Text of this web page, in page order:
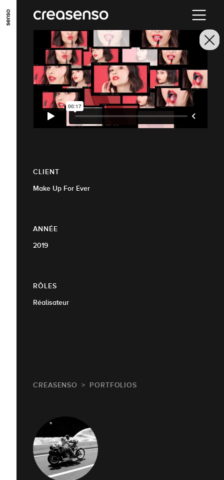
ALLER AU CONTENU PRINCIPAL
ALLER AU MENU PRINCIPAL
ALLER EN BAS DE PAGE
CLIENT
Make Up For Ever
ANNÉE
2019
RÔLES
Réalisateur
CREASENSO PORTFOLIOS